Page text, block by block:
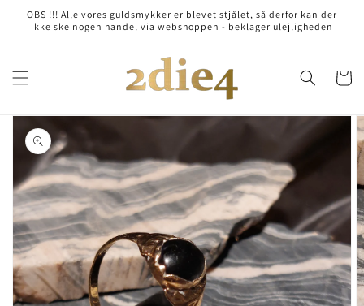
Skip to
content
OBS !!! Alle vores guldsmykker er blevet stjålet, så derfor kan der
ikke ske nogen handel via webshoppen - beklager ulejligheden
Cart
Skip to
product
information